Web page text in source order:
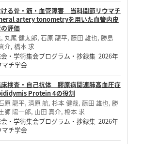
ける骨・筋・血管障害 当科関節リウマチ
artery tonometryを用いた血管内皮
評価
丸尾 健太郎, 石原 龍平, 藤田 雄也, 勝島
介, 橋本 求
・学術集会プログラム・抄録集 2026年
チ学会
床検査・自己抗体 膠原病関連肺高血圧症
Protein 4の役割
原 龍平, 清原 航, 杉本 健哉, 藤田 雄也, 勝
師 陽一郎, 山田 真介, 橋本 求
・学術集会プログラム・抄録集 2026年
チ学会